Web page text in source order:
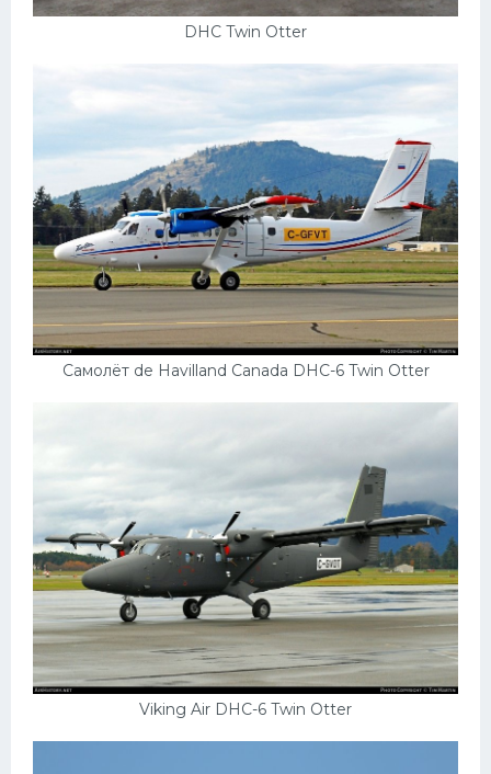
DHC Twin Otter
Самолёт de Havilland Canada DHC-6 Twin Otter
Viking Air DHC-6 Twin Otter
Тойота
Вертолеты
Мазда
Самокаты
Велосипеды
Рено
Прогулочные суда
Хендай
Автобусы
Хонда
Грузовики
Шевроле
УАЗ
Кадиллак